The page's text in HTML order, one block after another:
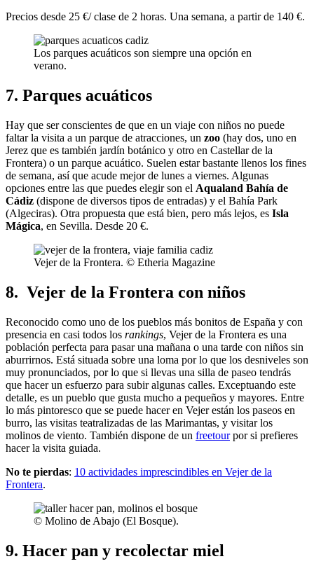
Precios desde 25 €/ clase de 2 horas. Una semana, a partir de 140 €.
Los parques acuáticos son siempre una opción en
verano.
7. Parques acuáticos
Hay que ser conscientes de que en un viaje con niños no puede
faltar la visita a un parque de atracciones, un zoo (hay dos, uno en
Jerez que es también jardín botánico y otro en Castellar de la
Frontera) o un parque acuático. Suelen estar bastante llenos los fines
de semana, así que acude mejor de lunes a viernes. Algunas
opciones entre las que puedes elegir son el Aqualand Bahía de
Cádiz (dispone de diversos tipos de entradas) y el Bahía Park
(Algeciras). Otra propuesta que está bien, pero más lejos, es Isla
Mágica, en Sevilla. Desde 20 €.
Vejer de la Frontera. © Etheria Magazine
8. Vejer de la Frontera con niños
Reconocido como uno de los pueblos más bonitos de España y con
presencia en casi todos los rankings, Vejer de la Frontera es una
población perfecta para pasar una mañana o una tarde con niños sin
aburrirnos. Está situada sobre una loma por lo que los desniveles son
muy pronunciados, por lo que si llevas una silla de paseo tendrás
que hacer un esfuerzo para subir algunas calles. Exceptuando este
detalle, es un pueblo que gusta mucho a pequeños y mayores. Entre
lo más pintoresco que se puede hacer en Vejer están los paseos en
burro, las visitas teatralizadas de las Marimantas, y visitar los
molinos de viento. También dispone de un freetourpor si prefieres
hacer la visita guiada.
No te pierdas: 10 actividades imprescindibles en Vejer de la
Frontera.
© Molino de Abajo (El Bosque).
9. Hacer pan y recolectar miel